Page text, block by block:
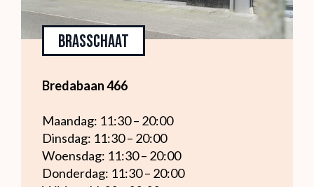
Brasschaat
Bredabaan 466
Maandag: 11:30 – 20:00
Dinsdag: 11:30 – 20:00
Woensdag: 11:30 – 20:00
Donderdag: 11:30 – 20:00